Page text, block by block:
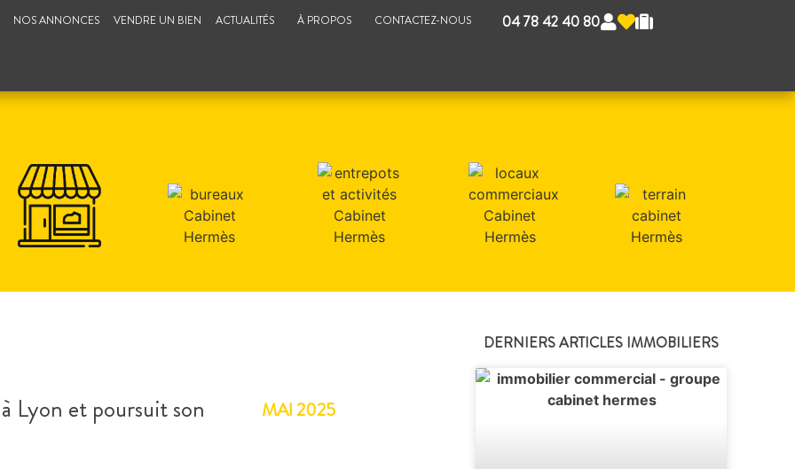
NOS ANNONCES VENDRE UN BIEN ACTUALITÉS À PROPOS CONTACTEZ-NOUS 04 78 42 40 80
Lyon et poursuit son MAI 2025
DERNIERS ARTICLES IMMOBILIERS